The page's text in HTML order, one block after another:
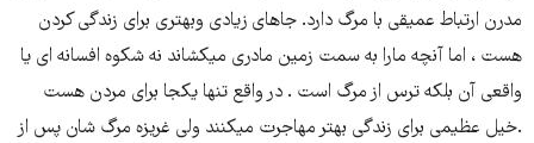
مدرن ارتباط عمیقی با مرگ دارد. جاهای زیادی وبهتری برای زندگی کردن
هست ، اما آنچه مارا به سمت زمین مادری میکشاند نه شکوه افسانه ای یا
واقعی آن بلکه ترس از مرگ است . در واقع تنها یکجا برای مردن هست
.خیل عظیمی برای زندگی بهتر مهاجرت میکنند ولی غریزه مرگ شان پس از